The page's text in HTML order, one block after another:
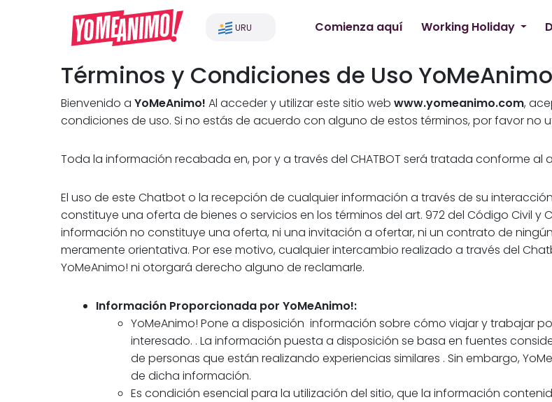
URU Comienza aquí Working Holiday
Términos y Condiciones de Uso
Bienvenido a YoMeAnimo! Al acceder y utilizar este sitio web www.yomeanimo.com,
condiciones de uso. Si no estás de acuerdo con alguno de estos términos, por favor no
Toda la información recabada en, por y a través del CHATBOT será tratada conforme al
El uso de este Chatbot o la recepción de cualquier información a través de su
constituye una oferta de bienes o servicios en los términos del art. 972 del Código Civil y
información no constituye una oferta, ni una invitación a ofertar, ni un contrato de
meramente orientativa. Por ese motivo, cualquier intercambio realizado a través del
YoMeAnimo! ni otorgará derecho alguno de reclamarle.
Información Proporcionada por YoMeAnimo!:
YoMeAnimo! Pone a disposición información sobre cómo viajar y trabajar
interesado. . La información puesta a disposición se basa en fuentes
de personas que están realizando experiencias similares . Sin embargo,
de dicha información.
Es condición esencial para la utilización del sitio, que la información